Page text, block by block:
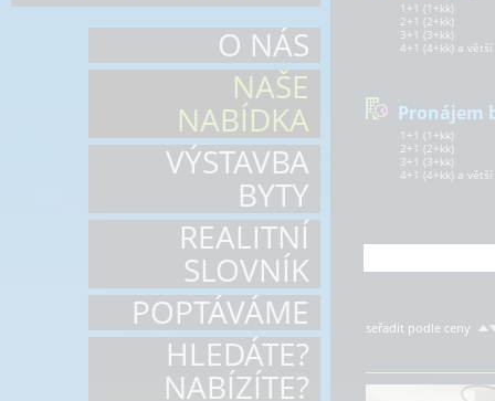
O NÁS
NAŠE
NABÍDKA
VÝSTAVBA
BYTY
REALITNÍ
SLOVNÍK
POPTÁVÁME
HLEDÁTE?
NABÍZÍTE?
1+1 (1+kk)
2+1 (2+kk)
3+1 (3+kk)
4+1 (4+kk) a větší
Pronájem
1+1 (1+kk)
2+1 (2+kk)
3+1 (3+kk)
4+1 (4+kk) a větší
seřadit podle ceny